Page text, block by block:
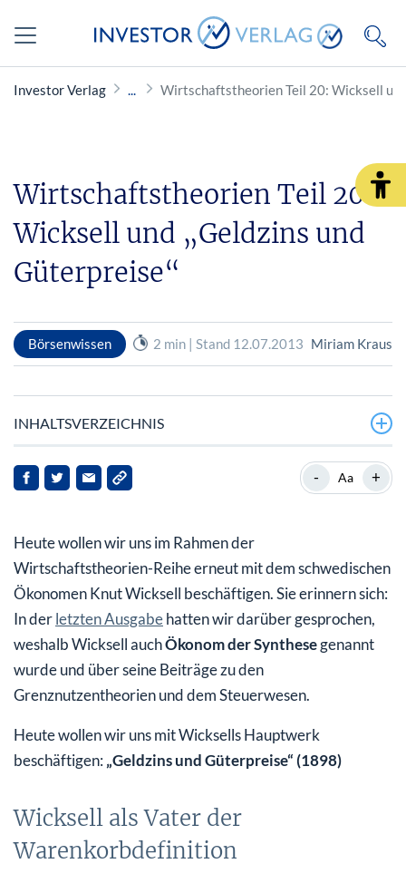
Investor Verlag Wirtschaftstheorien Teil 20: Wicksell
Wirtschaftstheorien Teil 20:
Wicksell und „Geldzins und
Güterpreise“
Börsenwissen 2 min | Stand 12.07.2013 Miriam Kraus
INHALTSVERZEICHNIS
Wicksell als Vater der Warenkorbdefinition
- Aa +
Heute wollen wir uns im Rahmen der
Wirtschaftstheorien-Reihe erneut mit dem schwedischen
Ökonomen Knut Wicksell beschäftigen. Sie erinnern sich:
In derletzten Ausgabehatten wir darüber gesprochen,
weshalb Wicksell auchÖkonom der Synthesegenannt
wurde und über seine Beiträge zu den
Grenznutzentheorien und dem Steuerwesen.
Heute wollen wir uns mit Wicksells Hauptwerk
beschäftigen: „Geldzins und Güterpreise“ (1898)
Wicksell als Vater der
Warenkorbdefinition